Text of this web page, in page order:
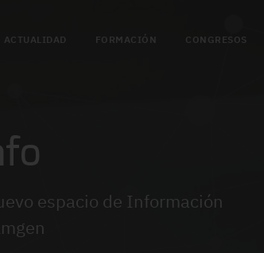
ACTUALIDAD FORMACIÓN CONGRESOS
espacio de Información